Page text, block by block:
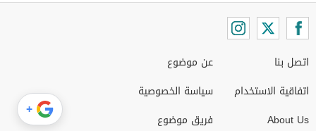
اتصل بنا
اتفاقية الاستخدام
About Us
عن موضوع
سياسة الخصوصية
فريق موضوع
+